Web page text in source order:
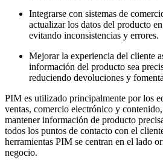
Integrarse con sistemas de
actualizar los datos del producto
evitando inconsistencias y errores.
Mejorar la experiencia del cliente
información del producto sea
reduciendo devoluciones y
PIM es utilizado principalmente por los
ventas, comercio electrónico y
mantener información de producto
todos los puntos de contacto con el
herramientas PIM se centran en el lado
negocio.